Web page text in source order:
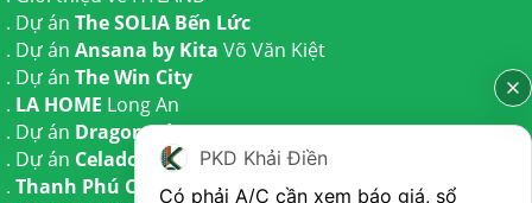
. Dự án The SOLIA Bến Lức
. Dự án Ansana by Kita Võ Văn Kiệt
. Dự án The Win City
. LA HOME Long An
. Dự án Dragon Eden Long An
. Dự án Celadon City
Tân Phú
. Thanh Phú Centre PointBến Lức
PKD Khải Điền
Có phải A/C cần xem báo giá, sổ